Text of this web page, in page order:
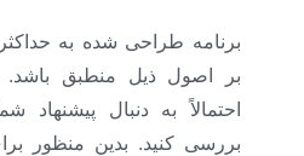
برنامه طراحی شده به
بر اصول ذیل منطبق باشد.
احتمالاً به دنبال پیشنهاد
بررسی کنید. بدین منظور